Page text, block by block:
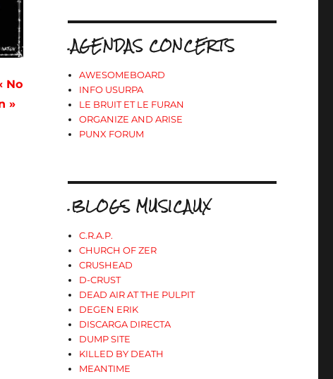
No
»
.AGENDAS CONCERTS
AWESOMEBOARD
INFO USURPA
LE BRUIT ET LE FURAN
ORGANIZE AND ARISE
PUNX FORUM
.BLOGS MUSICAUX
C.R.A.P.
CHURCH OF ZER
CRUSHEAD
D-CRUST
DEAD AIR AT THE PULPIT
DEGEN ERIK
DISCARGA DIRECTA
DUMP SITE
KILLED BY DEATH
MEANTIME